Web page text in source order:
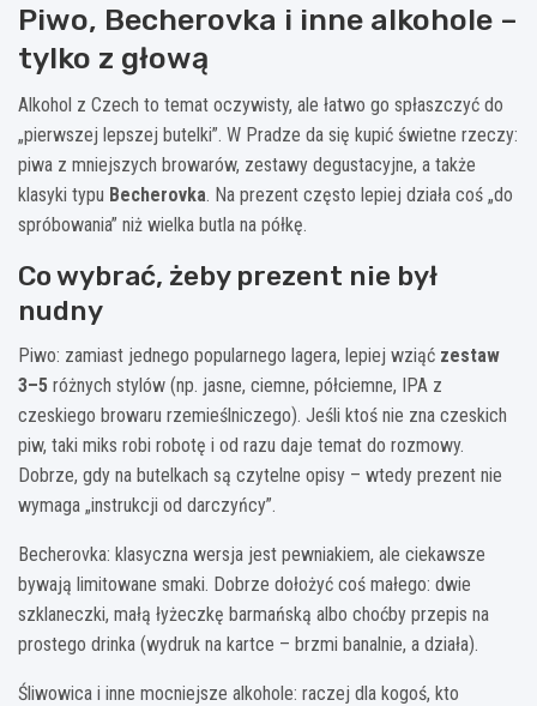
Piwo, Becherovka i inne alkohole –
tylko z głową
Alkohol z Czech to temat oczywisty, ale łatwo go spłaszczyć do
„pierwszej lepszej butelki”. W Pradze da się kupić świetne rzeczy:
piwa z mniejszych browarów, zestawy degustacyjne, a także
klasyki typu Becherovka. Na prezent często lepiej działa coś „do
spróbowania” niż wielka butla na półkę.
Co wybrać, żeby prezent nie był
nudny
Piwo: zamiast jednego popularnego lagera, lepiej wziąć zestaw
3–5 różnych stylów (np. jasne, ciemne, półciemne, IPA z
czeskiego browaru rzemieślniczego). Jeśli ktoś nie zna czeskich
piw, taki miks robi robotę i od razu daje temat do rozmowy.
Dobrze, gdy na butelkach są czytelne opisy – wtedy prezent nie
wymaga „instrukcji od darczyńcy”.
Becherovka: klasyczna wersja jest pewniakiem, ale ciekawsze
bywają limitowane smaki. Dobrze dołożyć coś małego: dwie
szklaneczki, małą łyżeczkę barmańską albo choćby przepis na
prostego drinka (wydruk na kartce – brzmi banalnie, a działa).
Śliwowica i inne mocniejsze alkohole: raczej dla kogoś, kto